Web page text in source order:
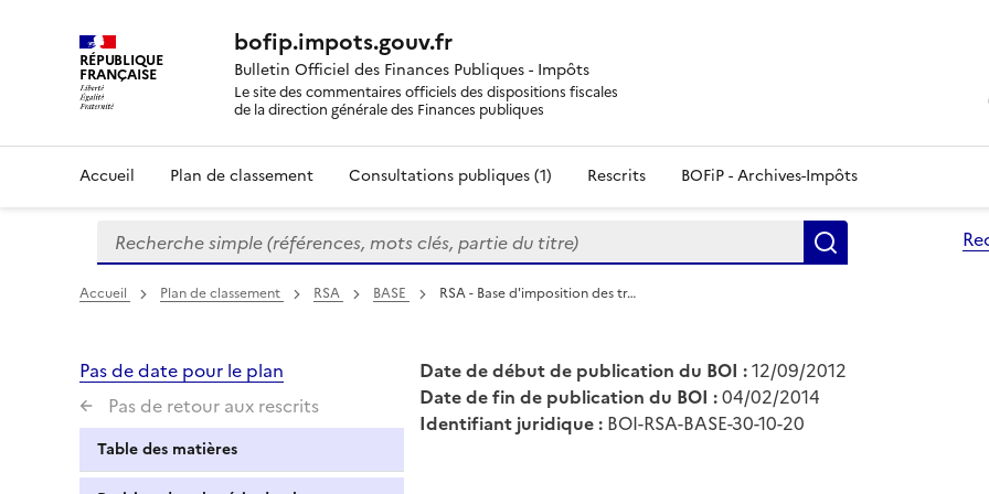
RÉPUBLIQUE
FRANÇAISE
bofip.impots.gouv.fr
Bulletin Officiel des Finances Publiques - Impôts
Le site des commentaires officiels des dispositions fiscales
de la direction générale des Finances publiques
Accueil Plan de classement Consultations publiques (1) Rescrits BOFiP - Archives-Impôts
Formulaire
de
recherche
Recherche simple (références, mots clés, partie du titre)
Accueil Plan de classement RSA BASE RSA - Base d'imposition des tr…
Pas de date pour le plan
Pas de retour aux rescrits
Table des matières
Date de début de publication du BOI :12/09/2012
Date de fin de publication du BOI :04/02/2014
Identifiant juridique : BOI-RSA-BASE-30-10-20